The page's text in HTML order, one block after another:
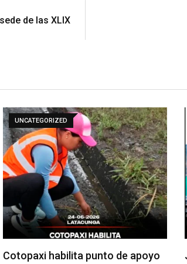
de las XLIX
UNCATEGORIZED
Cotopaxi habilita punto de apoyo